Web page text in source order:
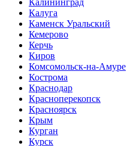
Калуга
Каменск Уральский
Кемерово
Керчь
Киров
Комсомольск-на-Амуре
Кострома
Краснодар
Красноперекопск
Красноярск
Крым
Курган
Курск